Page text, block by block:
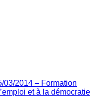
03/2014 – Formation
et à la démocratie